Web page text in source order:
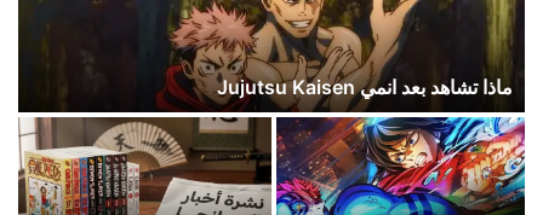
ماذا تشاهد بعد انمي Jujutsu Kaisen